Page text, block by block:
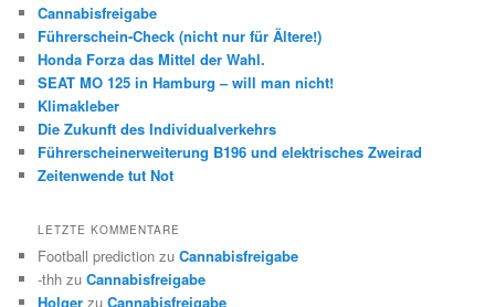
Cannabisfreigabe
Führerschein-Check (nicht nur für Ältere!)
Honda Forza das Mittel der Wahl.
SEAT MO 125 in Hamburg – will man nicht!
Klimakleber
Die Zukunft des Individualverkehrs
Führerscheinerweiterung B196 und elektrisches Zweirad
Zeitenwende tut Not
LETZTE KOMMENTARE
Football prediction zuCannabisfreigabe
-thh zuCannabisfreigabe
Holger zuCannabisfreigabe